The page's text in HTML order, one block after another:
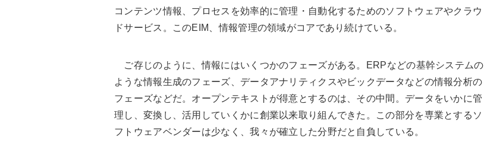
コンテンツ情報、プロセスを効率的に管理・自動化するためのソフトウェアやクラウ
ドサービス。このEIM、情報管理の領域がコアであり続けている。
ご存じのように、情報にはいくつかのフェーズがある。ERPなどの基幹システムの
ような情報生成のフェーズ、データアナリティクスやビックデータなどの情報分析の
フェーズなどだ。オープンテキストが得意とするのは、その中間。データをいかに管
理し、変換し、活用していくかに創業以来取り組んできた。この部分を専業とするソ
フトウェアベンダーは少なく、我々が確立した分野だと自負している。